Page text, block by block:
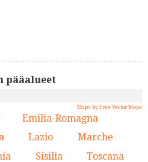
pääalueet
Maps by Free Vector Maps
Emilia-Romagna
Lazio Marche
Sisilia Toscana